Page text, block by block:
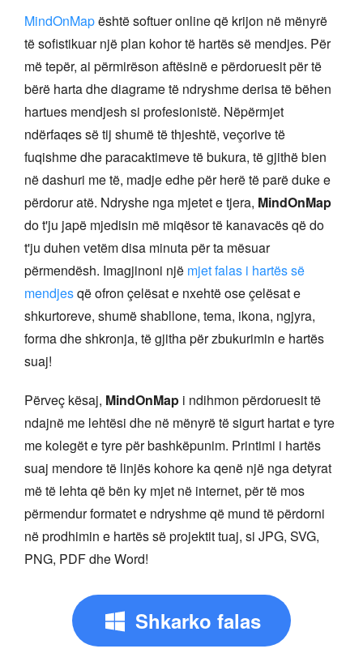
MindOnMapështë softuer online që krijon në mënyrë
të sofistikuar një plan kohor të hartës së mendjes. Për
më tepër, ai përmirëson aftësinë e përdoruesit për të
bërë harta dhe diagrame të ndryshme derisa të bëhen
hartues mendjesh si profesionistë. Nëpërmjet
ndërfaqes së tij shumë të thjeshtë, veçorive të
fuqishme dhe paracaktimeve të bukura, të gjithë bien
në dashuri me të, madje edhe për herë të parë duke e
përdorur atë. Ndryshe nga mjetet e tjera, MindOnMap
do t'ju japë mjedisin më miqësor të kanavacës që do
t'ju duhen vetëm disa minuta për ta mësuar
përmendësh. Imagjinoni një mjet falas i hartës së
mendjesqë ofron çelësat e nxehtë ose çelësat e
shkurtoreve, shumë shabllone, tema, ikona, ngjyra,
forma dhe shkronja, të gjitha për zbukurimin e hartës
suaj!
Përveç kësaj, MindOnMap i ndihmon përdoruesit të
ndajnë me lehtësi dhe në mënyrë të sigurt hartat e tyre
me kolegët e tyre për bashkëpunim. Printimi i hartës
suaj mendore të linjës kohore ka qenë një nga detyrat
më të lehta që bën ky mjet në internet, për të mos
përmendur formatet e ndryshme që mund të përdorni
në prodhimin e hartës së projektit tuaj, si JPG, SVG,
PNG, PDF dhe Word!
Shkarko falas